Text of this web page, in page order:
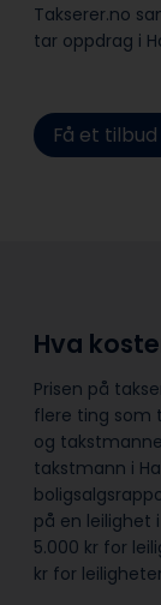
Takserer.no
tar oppdrag i
Få et
Hva
Prisen på
flere ting som
og
takstmann i
på en leilighet
5.000 kr for
kr for